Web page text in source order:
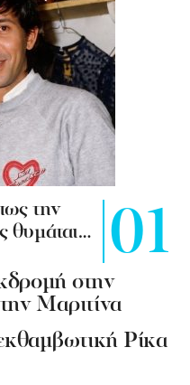
την
θυμάται…
στην
Μαριτίνα
Ρίκα